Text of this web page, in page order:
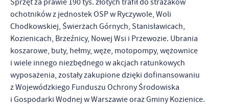
Sprzęt za prawie 190 tys. złotych trafił do strażaków
ochotników z jednostek OSP w Ryczywole, Woli
Chodkowskiej, Świerżach Górnych, Stanisławicach,
Kozienicach, Brzeźnicy, Nowej Wsi i Przewozie. Ubrania
koszarowe, buty, hełmy, węże, motopompy, wężownice
i wiele innego niezbędnego w akcjach ratunkowych
wyposażenia, zostały zakupione dzięki dofinansowaniu
z Wojewódzkiego Funduszu Ochrony Środowiska
i Gospodarki Wodnej w Warszawie oraz Gminy Kozienice.
zapamiętanie wprowadzonych przez Ciebie ustawień oraz
personalizację określonych funkcjonalności czy prezentowanych
treści.
Dzięki tym plikom cookies możemy zapewnić Ci większy komfort
korzystania z funkcjonalności naszej strony poprzez dopasowanie
jej do Twoich indywidualnych preferencji. Wyrażenie zgody na
funkcjonalne i personalizacyjne pliki cookies gwarantuje
dostępność większej ilości funkcji na stronie.
Więcej
Analityczne
Analityczne pliki cookies pomagają nam rozwijać się i
dostosowywać do Twoich potrzeb.